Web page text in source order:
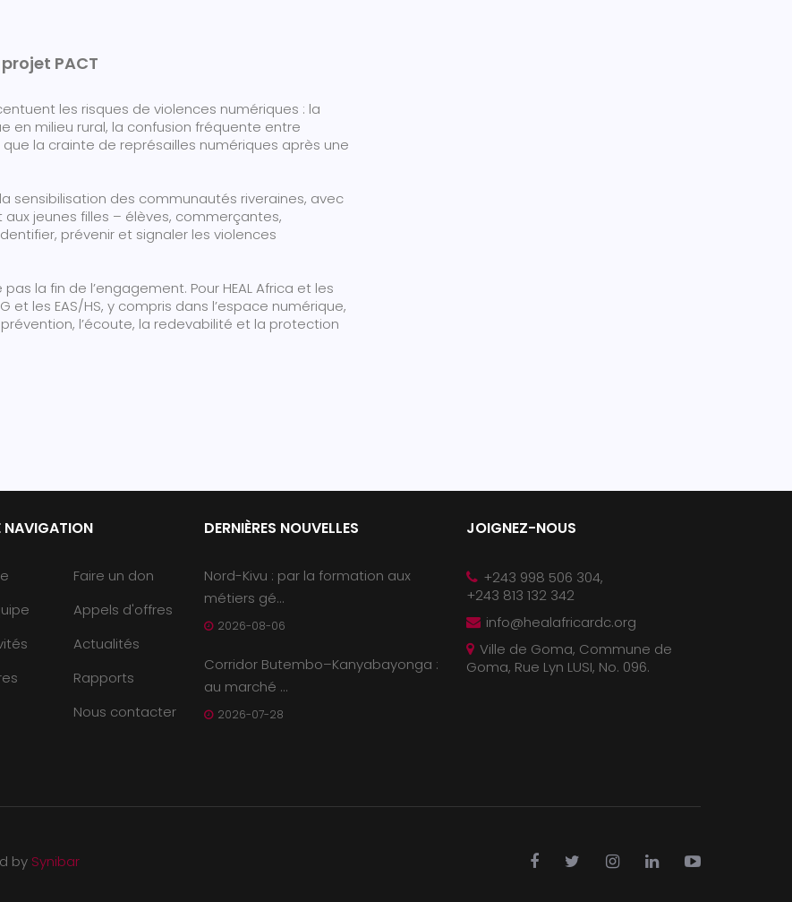
PACT
les risques de violences numériques : la
en milieu rural, la confusion fréquente entre
la crainte de représailles numériques après une
sensibilisation des communautés riveraines, avec
jeunes filles – élèves, commerçantes,
prévenir et signaler les violences
la fin de l’engagement. Pour HEAL Africa et les
et les EAS/HS, y compris dans l’espace numérique,
l’écoute, la redevabilité et la protection
NAVIGATION
Faire un don
Appels d'offres
Actualités
Rapports
Nous contacter
DERNIÈRES NOUVELLES
Nord-Kivu : par la formation aux
métiers gé...
2026-08-06
Corridor Butembo–Kanyabayonga :
au marché ...
2026-07-28
JOIGNEZ-NOUS
+243 998 506 304,
+243 813 132 342
info@healafricardc.org
Ville de Goma, Commune de
Goma, Rue Lyn LUSI, No. 096.
by Synibar